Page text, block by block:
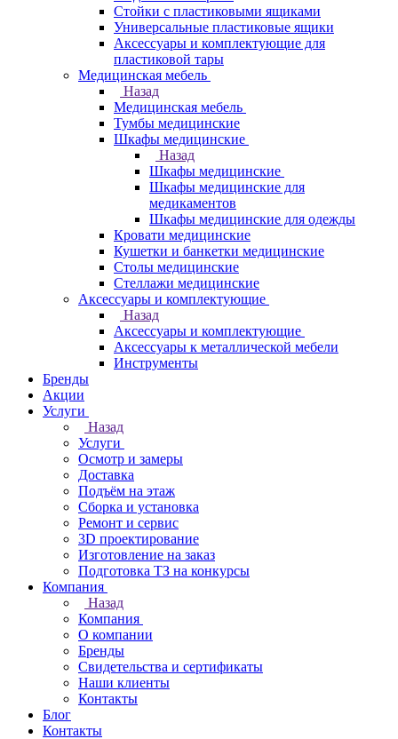
Стойки с пластиковыми ящиками
Универсальные пластиковые ящики
Аксессуары и комплектующие для
пластиковой тары
Медицинская мебель
Назад
Медицинская мебель
Тумбы медицинские
Шкафы медицинские
Назад
Шкафы медицинские
Шкафы медицинские для
медикаментов
Шкафы медицинские для одежды
Кровати медицинские
Кушетки и банкетки медицинские
Столы медицинские
Стеллажи медицинские
Аксессуары и комплектующие
Назад
Аксессуары и комплектующие
Аксессуары к металлической мебели
Инструменты
Бренды
Акции
Услуги
Назад
Услуги
Осмотр и замеры
Доставка
Подъём на этаж
Сборка и установка
Ремонт и сервис
3D проектирование
Изготовление на заказ
Подготовка ТЗ на конкурсы
Компания
Назад
Компания
О компании
Бренды
Свидетельства и сертификаты
Наши клиенты
Контакты
Блог
Контакты